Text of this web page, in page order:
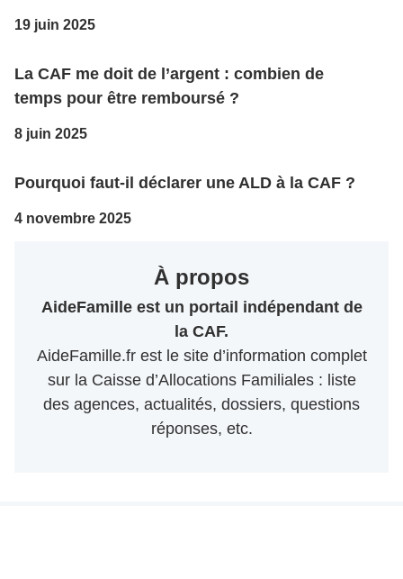
19 juin 2025
La CAF me doit de l’argent : combien de
temps pour être remboursé ?
8 juin 2025
Pourquoi faut-il déclarer une ALD à la CAF ?
4 novembre 2025
À propos
AideFamille est un portail indépendant de
la CAF.
AideFamille.fr est le site d’information complet
sur la Caisse d’Allocations Familiales : liste
des agences, actualités, dossiers, questions
réponses, etc.